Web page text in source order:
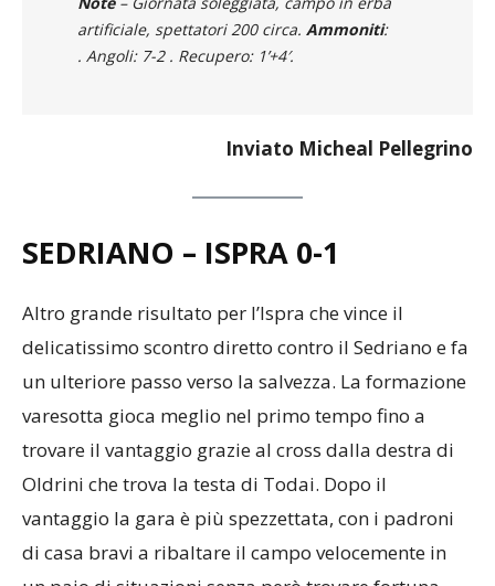
artificiale, spettatori 200 circa.Ammoniti:
. Angoli: 7-2 . Recupero: 1’+4′.
delicatissimo scontro diretto contro il Sedriano e fa
un ulteriore passo verso la salvezza. La formazione
varesotta gioca meglio nel primo tempo fino a
trovare il vantaggio grazie al cross dalla destra di
Oldrini che trova la testa di Todai. Dopo il
vantaggio la gara è più spezzettata, con i padroni
di casa bravi a ribaltare il campo velocemente in
un paio di situazioni senza però trovare fortuna.